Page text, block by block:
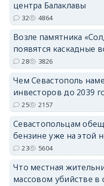
центра Балаклавы
32 4864
Возле памятника
появятся каскадные
28 3826
Чем Севастополь
инвесторов до 2039
25 2157
Севастопольцам
бензине уже на этой
23 5604
Что местная
массовом убийстве в